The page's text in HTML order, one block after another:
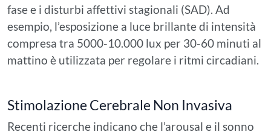
fase e i disturbi affettivi stagionali (SAD). Ad
esempio, l’esposizione a luce brillante di intensità
compresa tra 5000-10.000 lux per 30-60 minuti al
mattino è utilizzata per regolare i ritmi circadiani.
Stimolazione Cerebrale Non Invasiva
Recenti ricerche indicano che l’arousal e il sonno